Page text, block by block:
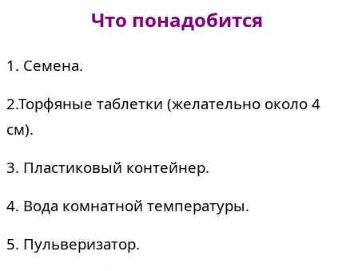
Что понадобится
1. Семена.
2.Торфяные таблетки (желательно около 4
см).
3. Пластиковый контейнер.
4. Вода комнатной температуры.
5. Пульверизатор.